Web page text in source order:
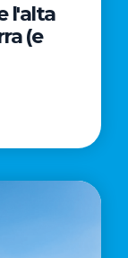
l'alta
(e